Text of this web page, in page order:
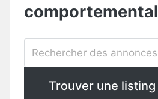
comportemental